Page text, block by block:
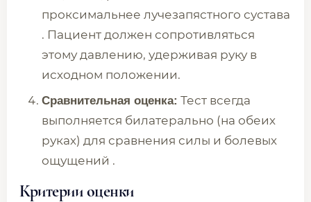
проксимальнее лучезапястного сустава
. Пациент должен сопротивляться
этому давлению, удерживая руку в
исходном положении.
Сравнительная оценка: Тест всегда
выполняется билатерально (на обеих
руках) для сравнения силы и болевых
ощущений .
Критерии оценки